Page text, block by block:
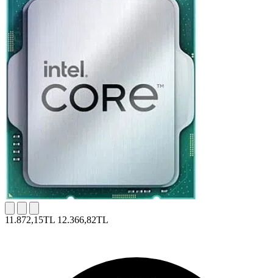
11.872,15TL 12.366,82TL